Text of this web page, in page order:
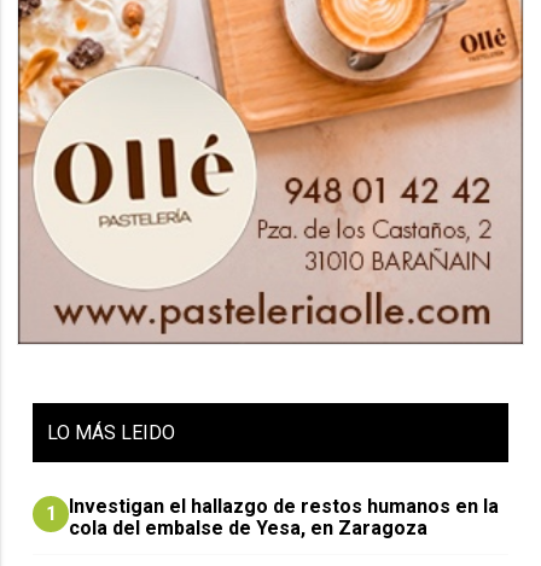
LO MÁS LEIDO
1
Investigan el hallazgo de restos humanos en la
cola del embalse de Yesa, en Zaragoza